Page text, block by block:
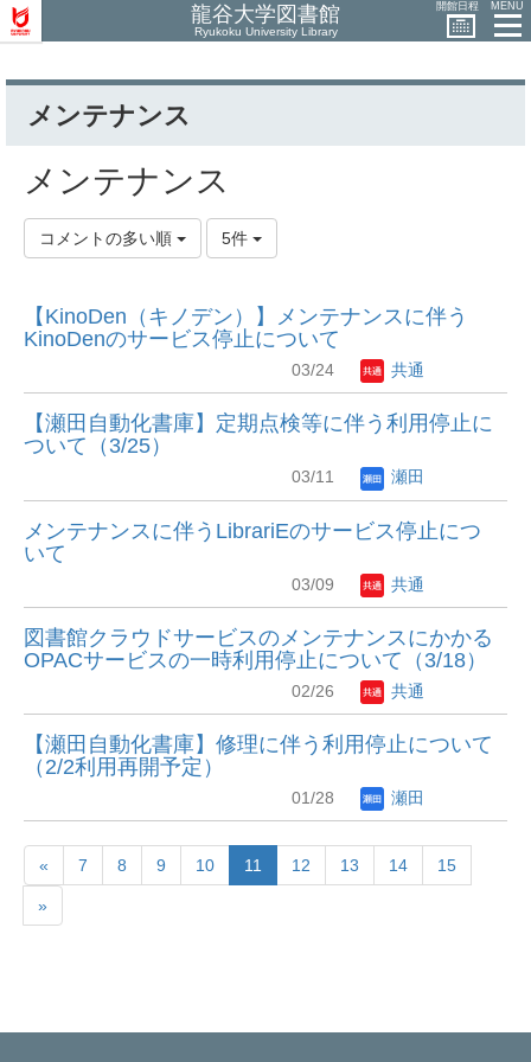
龍谷大学図書館
Ryukoku University Library
開館日程 MENU
メンテナンス
メンテナンス
コメントの多い順 5件
【KinoDen（キノデン）】メンテナンスに伴う
KinoDenのサービス停止について
03/24 共通
【瀬田自動化書庫】定期点検等に伴う利用停止に
ついて（3/25）
03/11 瀬田
メンテナンスに伴うLibrariEのサービス停止につ
いて
03/09 共通
図書館クラウドサービスのメンテナンスにかかる
OPACサービスの一時利用停止について（3/18）
02/26 共通
【瀬田自動化書庫】修理に伴う利用停止について
（2/2利用再開予定）
01/28 瀬田
« 7 8 9 10 11 12 13 14 15
»